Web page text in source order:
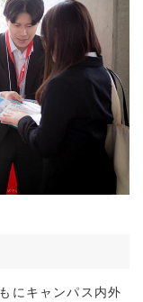
にキャンパス内外